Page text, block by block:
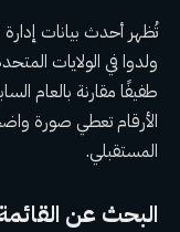
الأرقام تعطي صورة
المستقبلي.
البحث عن